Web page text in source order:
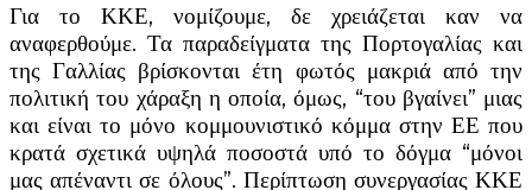
Για το ΚΚΕ, νομίζουμε, δε χρειάζεται καν να
αναφερθούμε. Τα παραδείγματα της Πορτογαλίας και
της Γαλλίας βρίσκονται έτη φωτός μακριά από την
πολιτική του χάραξη η οποία, όμως, “του βγαίνει” μιας
και είναι το μόνο κομμουνιστικό κόμμα στην ΕΕ που
κρατά σχετικά υψηλά ποσοστά υπό το δόγμα “μόνοι
μας απέναντι σε όλους”. Περίπτωση συνεργασίας ΚΚΕ